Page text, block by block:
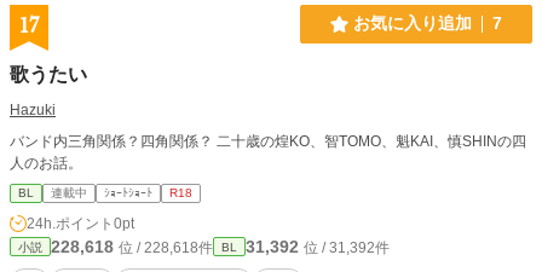
17 お気に入り追加 7
歌うたい
Hazuki
バンド内三角関係？四角関係？ 二十歳の煌KO、智TOMO、魁KAI、慎SHINの四
人のお話。
BL 連載中 ｼｮｰﾄｼｮｰﾄ R18
24h.ポイント 0pt
小説 228,618 位 / 228,618件 BL 31,392 位 / 31,392件